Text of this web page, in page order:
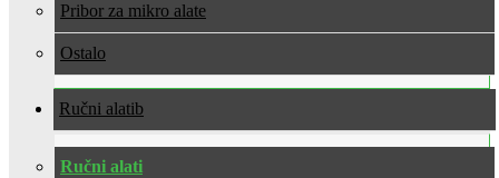
Pribor za mikro alate
Ostalo
Ručni alati
Ručni alati